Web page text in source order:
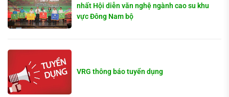
nhất Hội diễn văn nghệ ngành cao su khu
vực Đông Nam bộ
VRG thông báo tuyển dụng